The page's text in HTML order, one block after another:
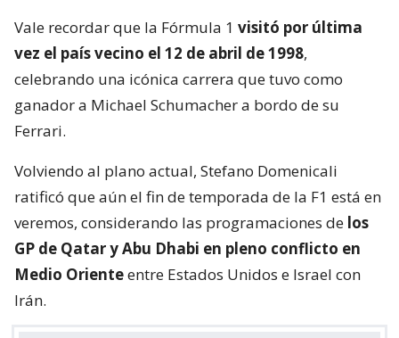
Vale recordar que la Fórmula 1 visitó por última
vez el país vecino el 12 de abril de 1998,
celebrando una icónica carrera que tuvo como
ganador a Michael Schumacher a bordo de su
Ferrari.
Volviendo al plano actual, Stefano Domenicali
ratificó que aún el fin de temporada de la F1 está en
veremos, considerando las programaciones de los
GP de Qatar y Abu Dhabi en pleno conflicto en
Medio Orienteentre Estados Unidos e Israel con
Irán.